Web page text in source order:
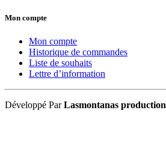
Mon compte
Mon compte
Historique de commandes
Liste de souhaits
Lettre d’information
Développé ParLasmontanas production